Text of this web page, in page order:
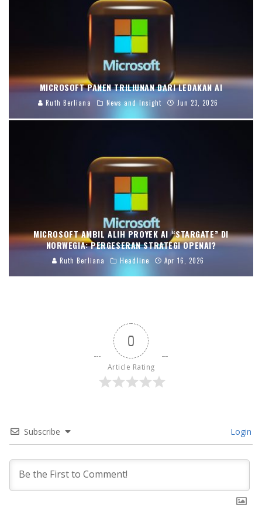
MICROSOFT PANEN TRILIUNAN DARI LEDAKAN AI
Ruth Berliana News and Insight Jun 23, 2026
MICROSOFT AMBIL ALIH PROYEK AI “STARGATE” DI
NORWEGIA: PERGESERAN STRATEGI OPENAI?
Ruth Berliana Headline Apr 16, 2026
0
Article Rating
Subscribe Login